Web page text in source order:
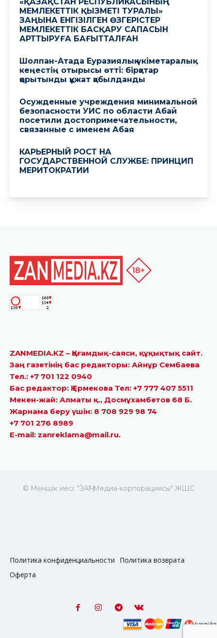
ZANMEDIA.KZ – Қоғамдық-саяси, құқықтық сайт.
Заң газетінің бас редакторы: Айнұр Сембаева
Тел.: +7 701 122 0940
Бас редактор: Қ.Ермекова Тел: +7 777 407 5511
Мекен-жай: Алматы қ., Досмұхамбетов 68 Б.
Жарнама беру үшін: 8 708 929 98 74
+7 701 276 8989
E-mail: zanreklama@mail.ru.
© Меншік иесі: "ЗАҢ" Медиа-корпорациясы" ЖШС
Политика конфиденциальности
Политика возврата
Оферта